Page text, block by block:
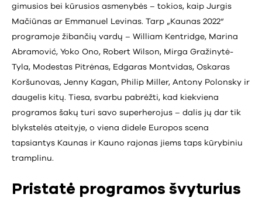
gimusios bei kūrusios asmenybės – tokios, kaip Jurgis
Mačiūnas ar Emmanuel Levinas. Tarp „Kaunas 2022“
programoje žibančių vardų – William Kentridge, Marina
Abramović, Yoko Ono, Robert Wilson, Mirga Gražinytė-
Tyla, Modestas Pitrėnas, Edgaras Montvidas, Oskaras
Koršunovas, Jenny Kagan, Philip Miller, Antony Polonsky ir
daugelis kitų. Tiesa, svarbu pabrėžti, kad kiekviena
programos šakų turi savo superherojus – dalis jų dar tik
blykstelės ateityje, o viena didele Europos scena
tapsiantys Kaunas ir Kauno rajonas jiems taps kūrybiniu
tramplinu.
Pristatė programos švyturius